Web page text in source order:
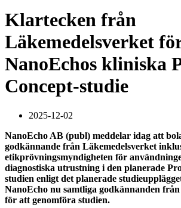
Klartecken från
Läkemedelsverket
NanoEchos kliniska
Concept-studie
2025-12-02
NanoEcho AB (publ) meddelar idag att
godkännande från Läkemedelsverket
etikprövningsmyndigheten för
diagnostiska utrustning i den planerade
studien enligt det planerade
NanoEcho nu samtliga godkännanden
för att genomföra studien.